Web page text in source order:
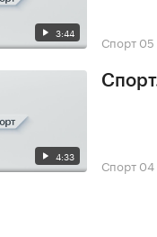
3:44 Спорт 05
4:33 Спорт 04